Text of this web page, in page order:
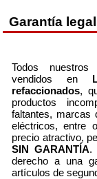
Garantía legal
Todos
vendidos en
refaccionados,
productos
faltantes, marcas
eléctricos, entre
precio atractivo,
SIN GARANTÍA.
derecho a una
artículos de